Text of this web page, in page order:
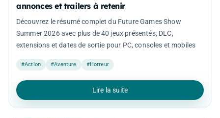
annonces et trailers à retenir
Découvrez le résumé complet du Future Games Show
Summer 2026 avec plus de 40 jeux présentés, DLC,
extensions et dates de sortie pour PC, consoles et mobiles
#Action #Aventure #Horreur
Lire la suite